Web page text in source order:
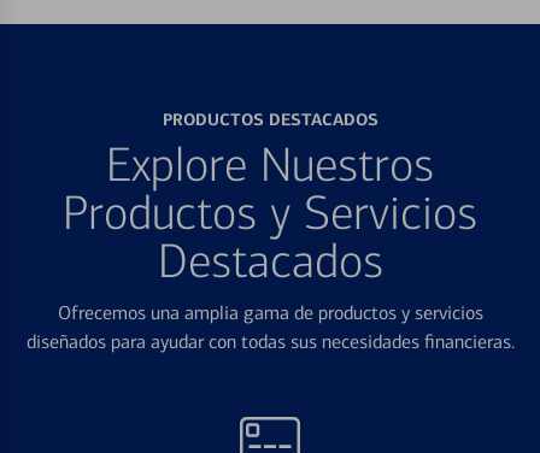
PRODUCTOS DESTACADOS
Explore Nuestros
Productos y Servicios
Destacados
Ofrecemos una amplia gama de productos y servicios
diseñados para ayudar con todas sus necesidades financieras.